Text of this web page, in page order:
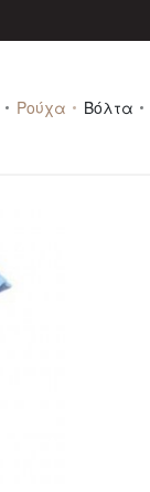
Ρούχα Βόλτα